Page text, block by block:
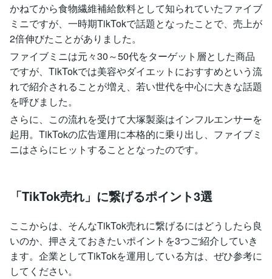
かねてから食物繊維補給飲料として知られていたファイブ
ミニですが、一時期TikTokで話題となったことで、売上が
2倍伸びたことがありました。
ファイブミニは元々30～50代をターゲット層とした商品
ですが、TikTokでは美容やダイエットにおすすめという流
れで紹介されることが増え、若い世代を中心に大きな話題
を呼びました。
さらに、この流れを受けて大塚製薬はインフルエンサーを
起用。TikTokの広告運用に本格的に乗り出し、ファイブミ
ニはさらにヒットすることとなったのです。
「TikTok売れ」に繋げるポイント3選
ここからは、そんなTikTok売れに繋げるにはどうしたら良
いのか、押さえておきたいポイントを3つご紹介していき
ます。企業としてTikTokを運用している方は、ぜひ参考に
してください。